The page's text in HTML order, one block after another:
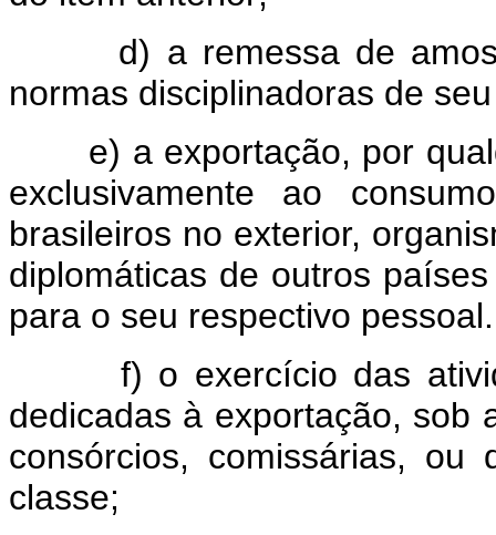
d) a remessa de
normas disciplinadoras de
e) a exportação, por
exclusivamente ao
brasileiros no exterior,
diplomáticas de outros
para o seu respectivo pessoal.
f) o exercício das
dedicadas à exportação, sob
consórcios, comissárias, ou
classe;